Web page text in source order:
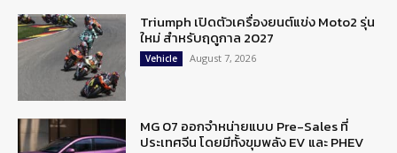
Triumph เปิดตัวเครื่องยนต์แข่ง Moto2 รุ่น
ใหม่ สำหรับฤดูกาล 2027
Vehicle August 7, 2026
MG 07 ออกจำหน่ายแบบ Pre-Sales ที่
ประเทศจีน โดยมีทั้งขุมพลัง EV และ PHEV